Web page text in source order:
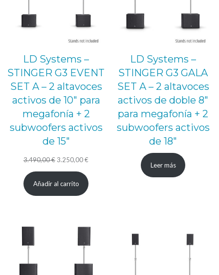
LD Systems –
STINGER G3 EVENT
SET A – 2 altavoces
activos de 10″ para
megafonía + 2
subwoofers activos
de 15″
3.490,00€ El
precio
original
3.250,00€
actual
Añadir al carrito
LD Systems –
STINGER G3 GALA
SET A – 2 altavoces
activos de doble 8″
para megafonía + 2
subwoofers activos
de 18″
Leer más